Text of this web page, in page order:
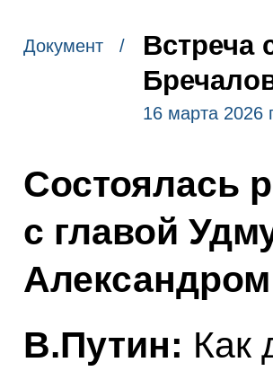
Документ /
Встреча
16 марта 2026
Состоялась
с главой
В.Путин: Как